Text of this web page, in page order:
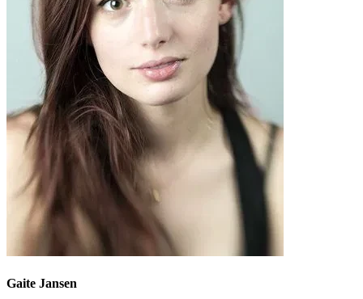
Gaite Jansen